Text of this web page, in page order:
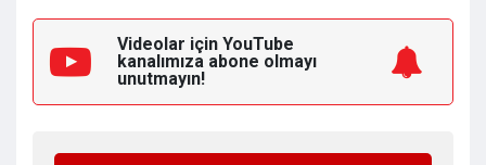
Videolar için YouTube
kanalımıza abone olmayı
unutmayın!